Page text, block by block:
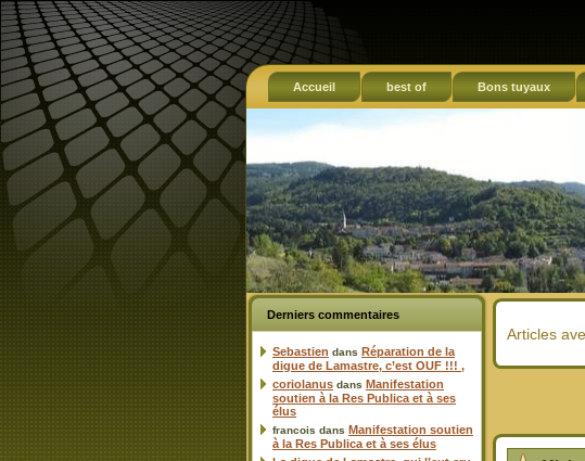
Accueil best of Bons tuyaux
Derniers commentaires
Sebastien dans Réparation de la
digue de Lamastre, c’est OUF !!! ,
coriolanus dans Manifestation
soutien à la Res Publica et à ses
élus
francois dans Manifestation soutien
à la Res Publica et à ses élus
Articles